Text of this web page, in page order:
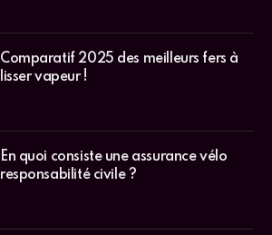
Comparatif 2025 des meilleurs fers à
lisser vapeur !
En quoi consiste une assurance vélo
responsabilité civile ?